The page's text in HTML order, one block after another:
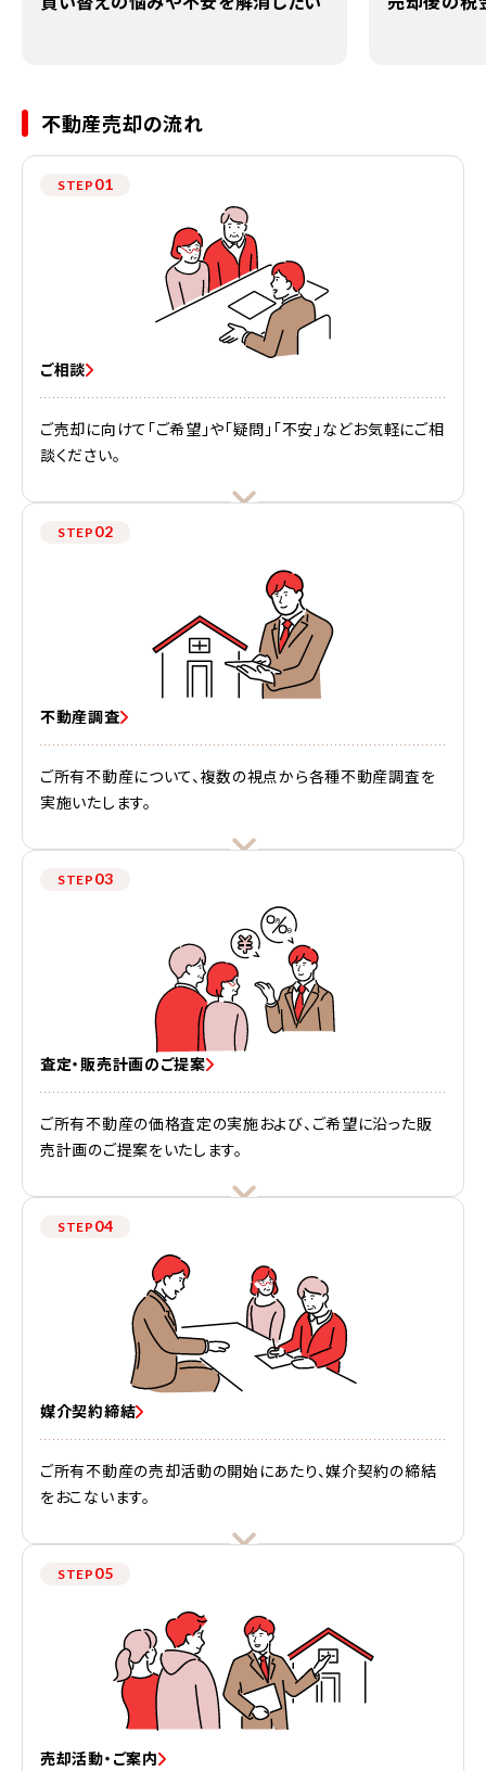
不動産売却の流れ
STEP 01
ご相談
ご売却に向けて「ご希望」や「疑問」「不安」などお気軽にご相
談ください。
STEP 02
不動産調査
ご所有不動産について、複数の視点から各種不動産調査を
実施いたします。
STEP 03
査定・販売計画のご提案
ご所有不動産の価格査定の実施および、ご希望に沿った販
売計画のご提案をいたします。
STEP 04
媒介契約締結
ご所有不動産の売却活動の開始にあたり、媒介契約の締結
をおこないます。
STEP 05
売却活動・ご案内